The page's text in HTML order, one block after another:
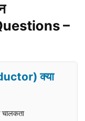
–
क्या
चालकता